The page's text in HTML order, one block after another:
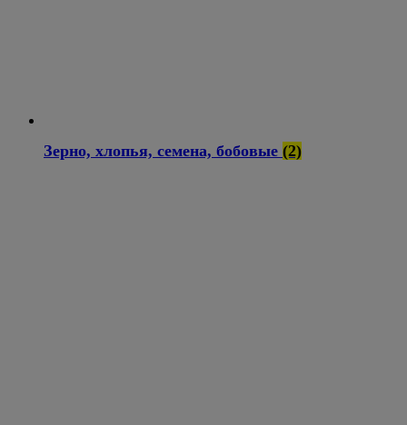
Зерно, хлопья, семена, бобовые (2)